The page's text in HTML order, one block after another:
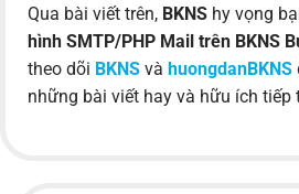
Qua bài viết trên, BKNS hy vọng
hình SMTP/PHP Mail trên BKNS
theo dõi BKNS và huongdanBKNS
những bài viết hay và hữu ích tiếp